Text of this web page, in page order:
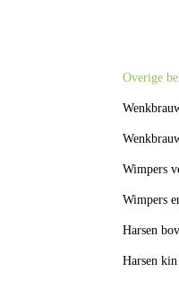
Overige
Wimpers
Wimpers
Harsen
Harsen kin